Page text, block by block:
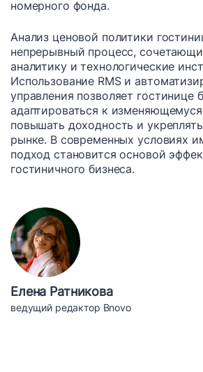
номерного фонда.
Анализ ценовой политики
непрерывный процесс,
аналитику и технологические
Использование RMS и
управления позволяет гостинице
адаптироваться к
повышать доходность и
рынке. В современных условиях
подход становится основой
гостиничного бизнеса.
Елена Ратникова
ведущий редактор Bnovo